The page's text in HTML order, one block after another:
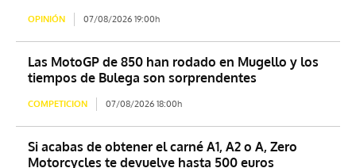
OPINIÓN 07/08/2026 19:00h
Las MotoGP de 850 han rodado en Mugello y los
tiempos de Bulega son sorprendentes
COMPETICION 07/08/2026 18:00h
Si acabas de obtener el carné A1, A2 o A, Zero
Motorcycles te devuelve hasta 500 euros